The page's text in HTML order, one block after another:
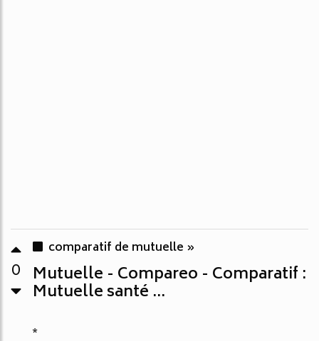
0
comparatif de mutuelle »
Mutuelle - Compareo - Comparatif :
Mutuelle santé ...
*